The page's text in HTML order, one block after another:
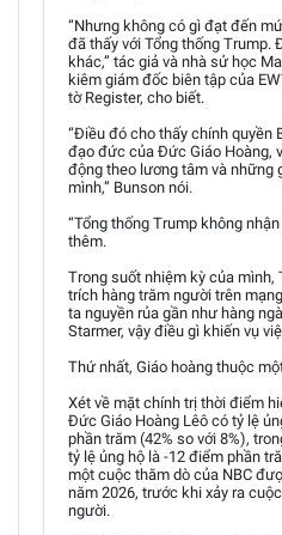
“Nhưng không có gì đạt đến
đã thấy với Tổng thống Trump.
khác,” tác giả và nhà sử học
kiêm giám đốc biên tập của
tờ Register, cho biết.
“Điều đó cho thấy chính quyền
đạo đức của Đức Giáo Hoàng,
động theo lương tâm và những
mình,” Bunson nói.
“Tổng thống Trump không
thêm.
Trong suốt nhiệm kỳ của mình,
trích hàng trăm người trên
ta nguyền rủa gần như hàng
Starmer, vậy điều gì khiến vụ
Thứ nhất, Giáo hoàng thuộc
Xét về mặt chính trị thời điểm
Đức Giáo Hoàng Lêô có tỷ lệ
phần trăm (42% so với 8%),
tỷ lệ ủng hộ là -12 điểm phần
một cuộc thăm dò của NBC
năm 2026, trước khi xảy ra
người.